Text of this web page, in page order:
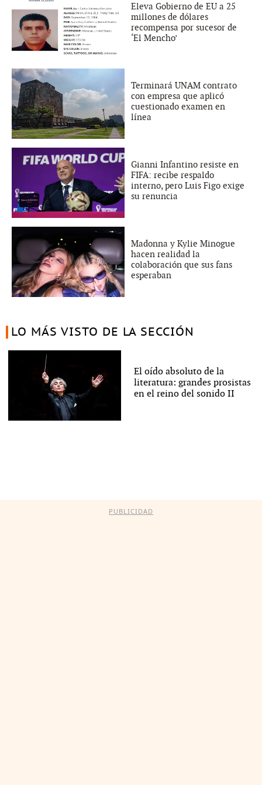
Eleva Gobierno de EU a 25
millones de dólares
recompensa por sucesor de
‘El Mencho’
Terminará UNAM contrato
con empresa que aplicó
cuestionado examen en
línea
Gianni Infantino resiste en
FIFA: recibe respaldo
interno, pero Luis Figo exige
su renuncia
Madonna y Kylie Minogue
hacen realidad la
colaboración que sus fans
esperaban
LO MÁS VISTO DE LA SECCIÓN
El oído absoluto de la
literatura: grandes prosistas
en el reino del sonido II
PUBLICIDAD